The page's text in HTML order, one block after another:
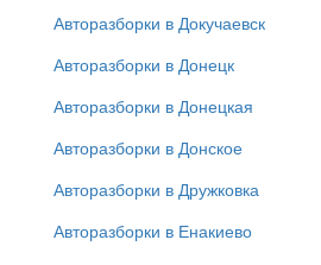
Авторазборки в Докучаевск
Авторазборки в Донецк
Авторазборки в Донецкая
Авторазборки в Донское
Авторазборки в Дружковка
Авторазборки в Енакиево